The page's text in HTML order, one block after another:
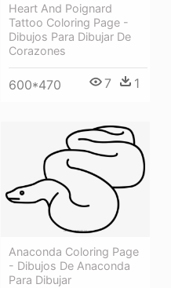
Heart And Poignard
Tattoo Coloring Page -
Dibujos Para Dibujar De
Corazones
600*470 7 1
Anaconda Coloring Page
- Dibujos De Anaconda
Para Dibujar